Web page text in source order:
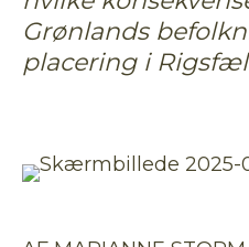
Grønlands
placering i